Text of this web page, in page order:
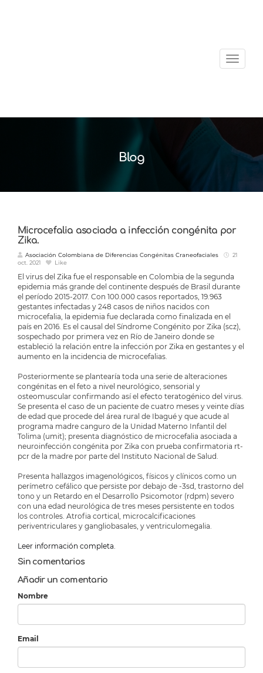
Menu
Blog
Microcefalia asociada a infección congénita por
Zika.
Asociación Colombiana de Diferencias Congénitas Craneofaciales
21
oct. 2021
Like
El virus del Zika fue el responsable en Colombia de la segunda
epidemia más grande del continente después de Brasil durante
el período 2015-2017. Con 100.000 casos reportados, 19.963
gestantes infectadas y 248 casos de niños nacidos con
microcefalia, la epidemia fue declarada como finalizada en el
país en 2016. Es el causal del Síndrome Congénito por Zika (scz),
sospechado por primera vez en Río de Janeiro donde se
estableció la relación entre la infección por Zika en gestantes y el
aumento en la incidencia de microcefalias.
Posteriormente se plantearía toda una serie de alteraciones
congénitas en el feto a nivel neurológico, sensorial y
osteomuscular confirmando así el efecto teratogénico del virus.
Se presenta el caso de un paciente de cuatro meses y veinte días
de edad que procede del área rural de Ibagué y que acude al
programa madre canguro de la Unidad Materno Infantil del
Tolima (umit); presenta diagnóstico de microcefalia asociada a
neuroinfección congénita por Zika con prueba confirmatoria rt-
pcr de la madre por parte del Instituto Nacional de Salud.
Presenta hallazgos imagenológicos, físicos y clínicos como un
perímetro cefálico que persiste por debajo de -3sd, trastorno del
tono y un Retardo en el Desarrollo Psicomotor (rdpm) severo
con una edad neurológica de tres meses persistente en todos
los controles. Atrofia cortical, microcalcificaciones
periventriculares y gangliobasales, y ventriculomegalia.
Leer información completa.
Sin comentarios
Añadir un comentario
Nombre
Email